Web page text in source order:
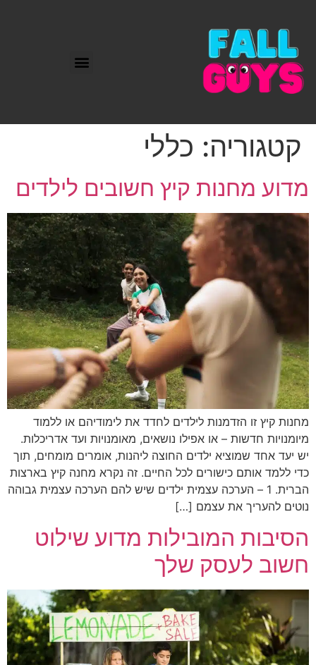
קטגוריה: כללי
מדוע מחנות קיץ חשובים לילדים
מחנות קיץ זו הזדמנות לילדים לחדד את לימודיהם או ללמוד
מיומנויות חדשות – או אפילו נושאים, מאומנויות ועד אדריכלות.
יש יעד אחד שמוציא ילדים החוצה ליהנות, אומרים מומחים, תוך
כדי ללמד אותם כישורים לכל החיים. זה נקרא מחנה קיץ בארצות
הברית. 1 – הערכה עצמית ילדים שיש להם הערכה עצמית גבוהה
נוטים להעריך את עצמם […]
הסיבות המובילות מדוע שילוט
חשוב לעסק שלך